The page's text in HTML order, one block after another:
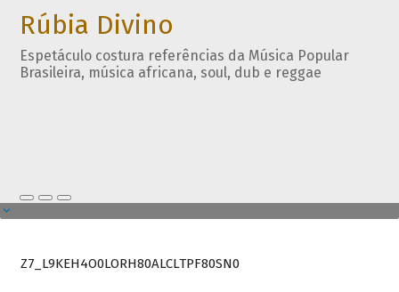
Rúbia Divino
Espetáculo costura referências da Música Popular
Brasileira, música africana, soul, dub e reggae
Z7_L9KEH4O0LORH80ALCLTPF80SN0